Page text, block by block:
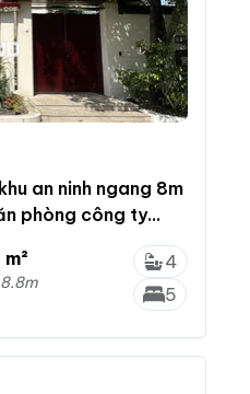
an ninh ngang 8m
phòng công ty
4
5